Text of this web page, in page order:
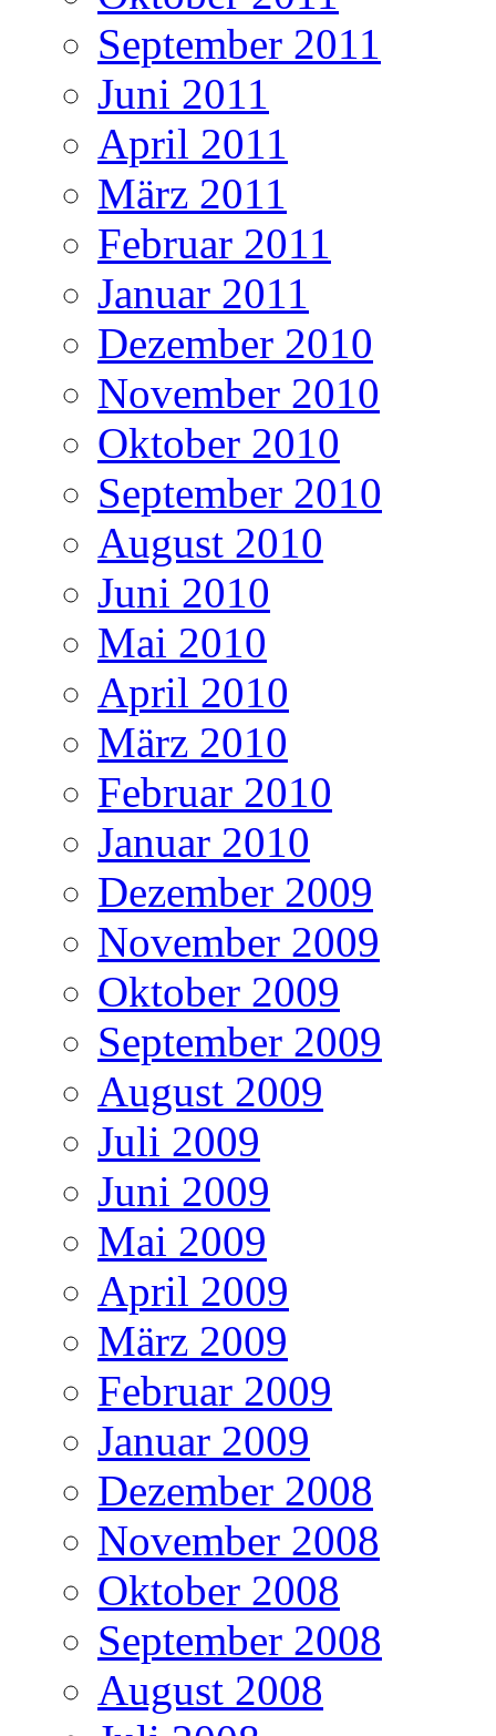
September 2011
Juni 2011
April 2011
März 2011
Februar 2011
Januar 2011
Dezember 2010
November 2010
Oktober 2010
September 2010
August 2010
Juni 2010
Mai 2010
April 2010
März 2010
Februar 2010
Januar 2010
Dezember 2009
November 2009
Oktober 2009
September 2009
August 2009
Juli 2009
Juni 2009
Mai 2009
April 2009
März 2009
Februar 2009
Januar 2009
Dezember 2008
November 2008
Oktober 2008
September 2008
August 2008